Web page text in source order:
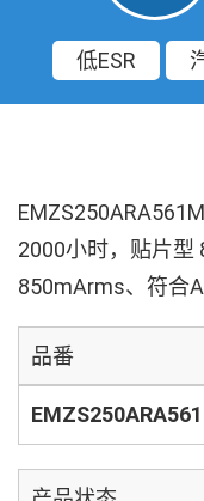
低ESR
2000小时，贴片型
850mArms、符合
品番